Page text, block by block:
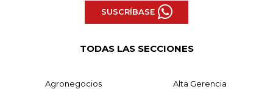
SUSCRÍBASE
TODAS LAS SECCIONES
Agronegocios Alta Gerencia